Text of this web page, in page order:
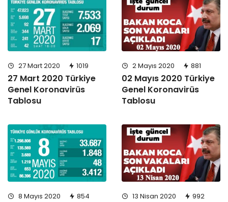
27 Mart 2020 1019
27 Mart 2020 Türkiye
Genel Koronavirüs
Tablosu
2 Mayıs 2020 881
02 Mayıs 2020 Türkiye
Genel Koronavirüs
Tablosu
8 Mayıs 2020 854 13 Nisan 2020 992